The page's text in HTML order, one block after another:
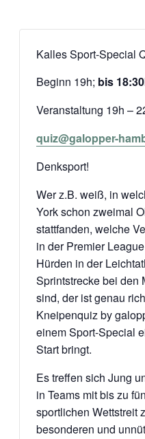
Kalles Sport-Special
Beginn 19h; bis
Veranstaltung 19h –
quiz@galopper-
Denksport!
Wer z.B. weiß, in
York schon zweimal
stattfanden, welche
in der Premier
Hürden in der
Sprintstrecke bei den
sind, der ist genau
Kneipenquiz by
einem Sport-Special
Start bringt.
Es treffen sich Jung
in Teams mit bis zu
sportlichen Wettstreit
besonderen und